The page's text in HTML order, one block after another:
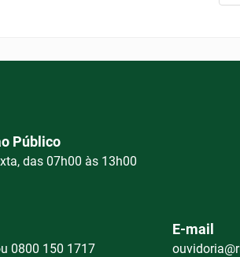
Público
das 07h00 às 13h00
0800 150 1717
E-mail